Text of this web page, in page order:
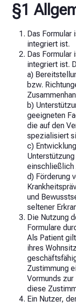
§1
Das Formular
integriert ist.
Das Formular
integriert ist.
a)
bzw.
b)
geeigneten
die auf den
spezialisiert
c)
einschließlich
d) Förderung
und
seltener
Die Nutzung
Formulare
Als Patient
ihres
Zustimmung
Vormunds
diese
Ein Nutzer,